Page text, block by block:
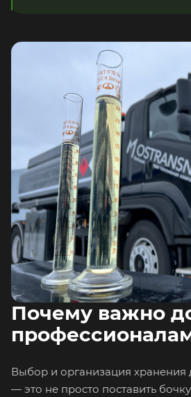
Почему важно
Выбор и организация хранения
— это не просто поставить